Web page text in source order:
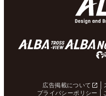
広告掲載について
プライバシーポリシー